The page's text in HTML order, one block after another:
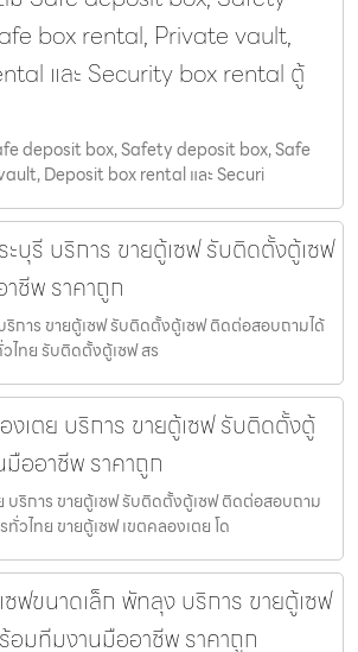
box rental, Private vault,
และ Security box rental ตู้
deposit box, Safety deposit box, Safe
Deposit box rental และ Securi
บุรี บริการ ขายตู้เซฟ รับติดตั้งตู้เซฟ
ชีพ ราคาถูก
ริการ ขายตู้เซฟ รับติดตั้งตู้เซฟ ติดต่อสอบถามได้
ไทย รับติดตั้งตู้เซฟ สร
งเตย บริการ ขายตู้เซฟ รับติดตั้งตู้
ออาชีพ ราคาถูก
บริการ ขายตู้เซฟ รับติดตั้งตู้เซฟ ติดต่อสอบถาม
วไทย ขายตู้เซฟ เขตคลองเตย โด
ฟขนาดเล็ก พัทลุง บริการ ขายตู้เซฟ
มทีมงานมืออาชีพ ราคาถูก